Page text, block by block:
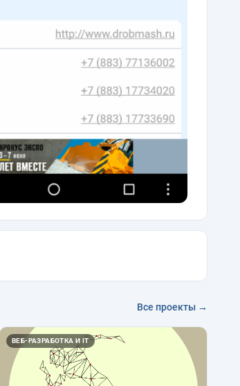
Все проекты →
ВЕБ-РАЗРАБОТКА И IT